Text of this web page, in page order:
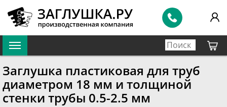
Заглушка пластиковая для труб
диаметром 18 мм и толщиной
стенки трубы 0.5-2.5 мм